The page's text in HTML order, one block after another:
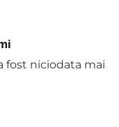
fost niciodata mai